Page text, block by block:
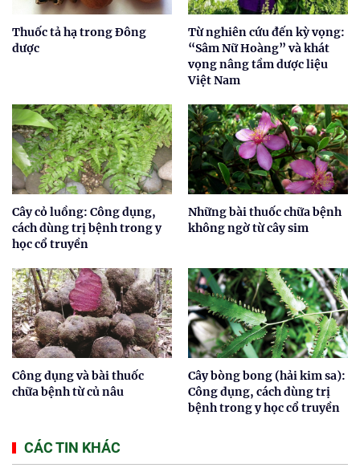
Thuốc tả hạ trong Đông
dược
Từ nghiên cứu đến kỳ vọng:
“Sâm Nữ Hoàng” và khát
vọng nâng tầm dược liệu
Việt Nam
Cây cỏ luồng: Công dụng,
cách dùng trị bệnh trong y
học cổ truyền
Những bài thuốc chữa bệnh
không ngờ từ cây sim
Công dụng và bài thuốc
chữa bệnh từ củ nâu
Cây bòng bong (hải kim sa):
Công dụng, cách dùng trị
bệnh trong y học cổ truyền
CÁC TIN KHÁC